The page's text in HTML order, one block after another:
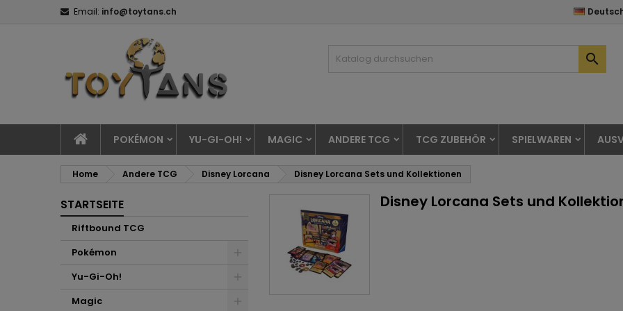
Email: info@toytans.ch

POKÉMON YU-GI-OH! MAGIC ANDERE TCG TCG ZUBEHÖR SPIELWAREN
Home Andere TCG Disney Lorcana Disney Lorcana Sets und Kollektionen
STARTSEITE
Riftbound TCG
Pokémon
Yu-Gi-Oh!
Magic
Disney Lorcana Sets und